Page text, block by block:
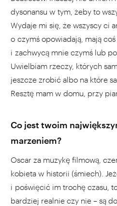
dysonansu w tym, żeby to
Wydaje mi się, że wszyscy ci
o czymś opowiadają, mają
i zachwycą mnie czymś lub
Uwielbiam rzeczy, których
jeszcze zrobić albo na które
Resztę mam w domu, przy
Co jest twoim
marzeniem?
Oscar za muzykę filmową,
kobieta w historii (śmiech).
i poświęcić im trochę czasu,
bardziej realnie czy nie – są